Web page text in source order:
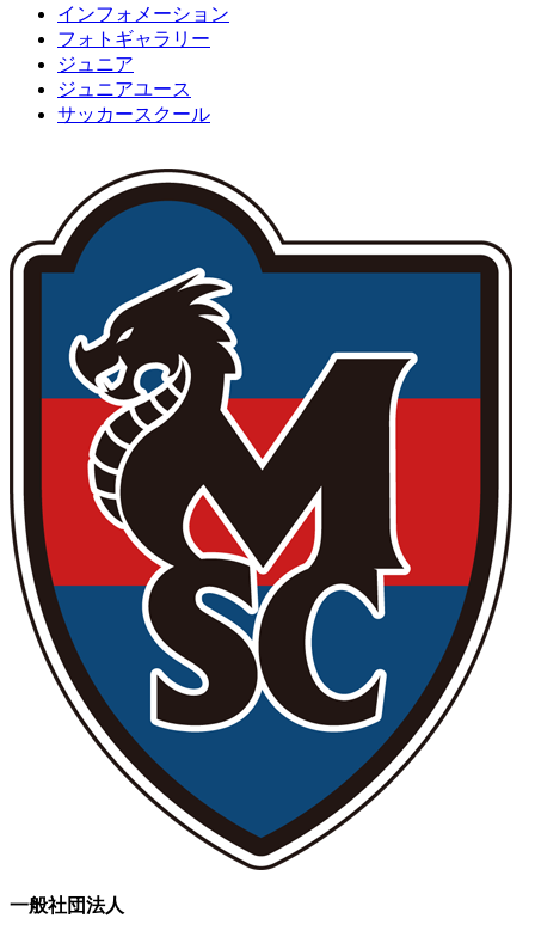
インフォメーション
フォトギャラリー
ジュニア
ジュニアユース
サッカースクール
一般社団法人